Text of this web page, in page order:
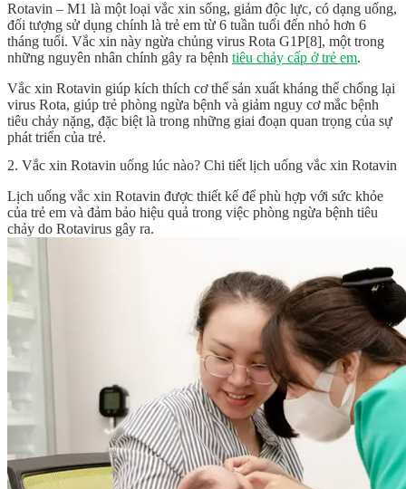
Rotavin – M1 là một loại vắc xin sống, giảm độc lực, có dạng uống,
đối tượng sử dụng chính là trẻ em từ 6 tuần tuổi đến nhỏ hơn 6
tháng tuổi. Vắc xin này ngừa chủng virus Rota G1P[8], một trong
những nguyên nhân chính gây ra bệnh tiêu chảy cấp ở trẻ em.
Vắc xin Rotavin giúp kích thích cơ thể sản xuất kháng thể chống lại
virus Rota, giúp trẻ phòng ngừa bệnh và giảm nguy cơ mắc bệnh
tiêu chảy nặng, đặc biệt là trong những giai đoạn quan trọng của sự
phát triển của trẻ.
2. Vắc xin Rotavin uống lúc nào? Chi tiết lịch uống vắc xin Rotavin
Lịch uống vắc xin Rotavin được thiết kế để phù hợp với sức khỏe
của trẻ em và đảm bảo hiệu quả trong việc phòng ngừa bệnh tiêu
chảy do Rotavirus gây ra.